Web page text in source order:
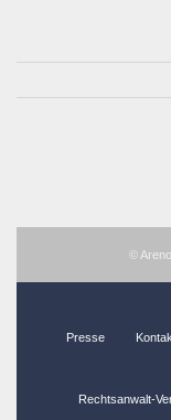
©
Presse
Rechtsanwalt-